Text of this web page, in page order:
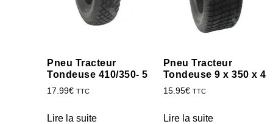
Pneu Tracteur
Tondeuse 410/350- 5
17.99€ TTC
Lire la suite
Pneu Tracteur
Tondeuse 9 x 350 x 4
15.95€ TTC
Lire la suite